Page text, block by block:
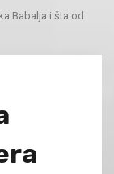
Babalja i šta od